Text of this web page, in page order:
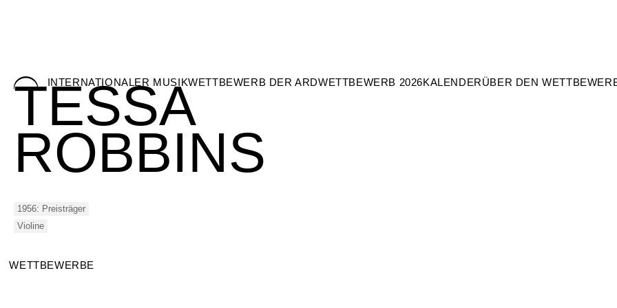
INTERNATIONALER MUSIKWETTBEWERB DER ARDWETTBEWERB 2026KALENDERÜBER DEN
TESSA
ROBBINS
1956: Preisträger
Violine
WETTBEWERBE